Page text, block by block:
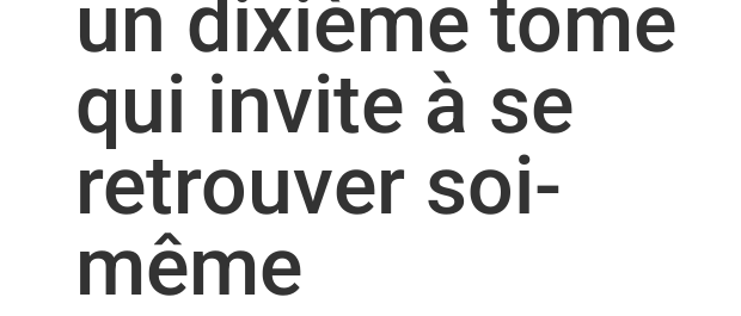
un dixième tome
qui invite à se
retrouver soi-
même